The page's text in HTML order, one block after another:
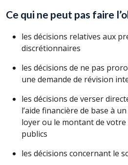
Ce qui ne peut pas faire
les décisions relatives aux
discrétionnaires
les décisions de ne pas
une demande de révision
les décisions de verser
l’aide financière de base à
loyer ou le montant de votre
publics
les décisions concernant le